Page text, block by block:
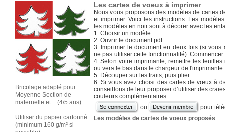
Bricolage adapté pour
Moyenne Section de
maternelle et + (4/5 ans)
Utiliser du papier cartonné
(minimum 160 g/m² si
Les cartes de voeux à imprimer
Nous vous proposons des modèles de cartes
et imprimer. Voici les instructions. Les
les modèles en noir sont à décorer avec les
1. Choisir un modèle.
2. Ouvrir le document pdf.
3. Imprimer le document en deux fois (si vous
ne pas utiliser cette fonctionnalité).
4. Selon votre imprimante, remettre les
ou vers le bas dans le chargeur de
5. Découper sur les traits, puis plier.
6. Si vous avez choisi des cartes de vœux à
conseillons de leur proposer d’utiliser des
couleurs complémentaires.
ou
pour
Les modèles de cartes de voeux proposés